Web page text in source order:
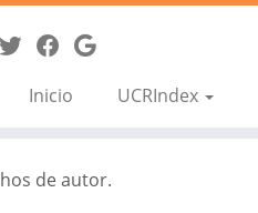
Inicio UCRIndex
de autor.